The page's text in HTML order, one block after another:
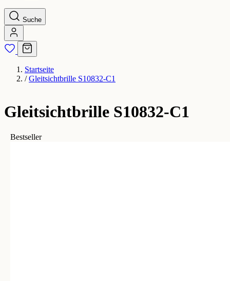
Suche
Startseite
/ Gleitsichtbrille S10832-C1
Gleitsichtbrille S10832-C1
Bestseller